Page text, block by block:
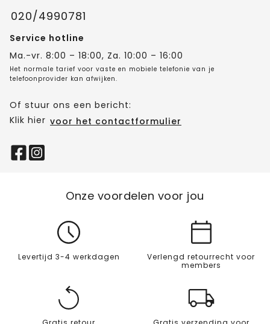
020/4990781
Service hotline
Ma.-vr. 8:00 – 18:00, Za. 10:00 – 16:00
Het normale tarief voor vaste en mobiele telefonie van je
telefoonprovider kan afwijken.
Of stuur ons een bericht:
Klik hier voor het contactformulier
Onze voordelen voor jou
Levertijd 3-4 werkdagen
Verlengd retourrecht voor
members